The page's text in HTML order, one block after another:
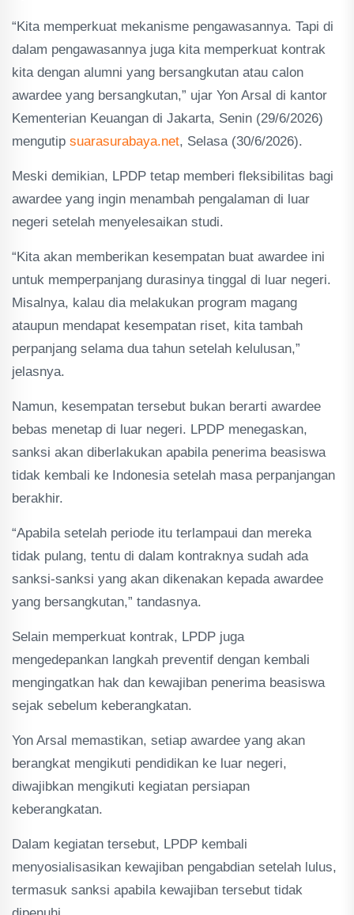
“Kita memperkuat mekanisme pengawasannya. Tapi di
dalam pengawasannya juga kita memperkuat kontrak
kita dengan alumni yang bersangkutan atau calon
awardee yang bersangkutan,” ujar Yon Arsal di kantor
Kementerian Keuangan di Jakarta, Senin (29/6/2026)
mengutip suarasurabaya.net, Selasa (30/6/2026).
Meski demikian, LPDP tetap memberi fleksibilitas bagi
awardee yang ingin menambah pengalaman di luar
negeri setelah menyelesaikan studi.
“Kita akan memberikan kesempatan buat awardee ini
untuk memperpanjang durasinya tinggal di luar negeri.
Misalnya, kalau dia melakukan program magang
ataupun mendapat kesempatan riset, kita tambah
perpanjang selama dua tahun setelah kelulusan,”
jelasnya.
Namun, kesempatan tersebut bukan berarti awardee
bebas menetap di luar negeri. LPDP menegaskan,
sanksi akan diberlakukan apabila penerima beasiswa
tidak kembali ke Indonesia setelah masa perpanjangan
berakhir.
“Apabila setelah periode itu terlampaui dan mereka
tidak pulang, tentu di dalam kontraknya sudah ada
sanksi-sanksi yang akan dikenakan kepada awardee
yang bersangkutan,” tandasnya.
Selain memperkuat kontrak, LPDP juga
mengedepankan langkah preventif dengan kembali
mengingatkan hak dan kewajiban penerima beasiswa
sejak sebelum keberangkatan.
Yon Arsal memastikan, setiap awardee yang akan
berangkat mengikuti pendidikan ke luar negeri,
diwajibkan mengikuti kegiatan persiapan
keberangkatan.
Dalam kegiatan tersebut, LPDP kembali
menyosialisasikan kewajiban pengabdian setelah lulus,
termasuk sanksi apabila kewajiban tersebut tidak